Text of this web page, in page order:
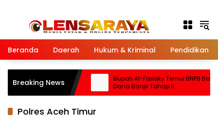
Beranda Daerah Hukum & Kriminal Pendidikan
Breaking News
Mendagri Tito
Bupati Al-Farlaky Temui BNPB Bahas
Dana Banjir Tahap II
Polres Aceh Timur